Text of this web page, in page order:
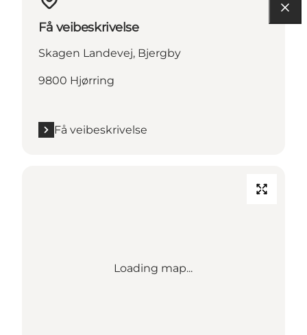
Få veibeskrivelse
Skagen Landevej, Bjergby
9800 Hjørring
Få veibeskrivelse
Loading map...